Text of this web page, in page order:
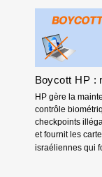
Boycott HP :
HP gère la
contrôle
checkpoints
et fournit les
israéliennes qui